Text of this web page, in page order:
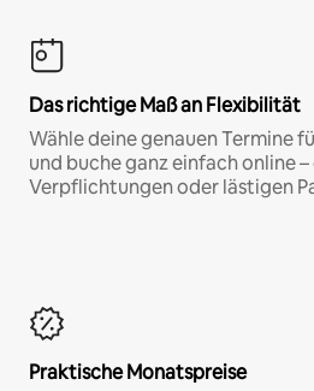
Das richtige Maß an Flexibilität
Wähle deine genauen Termine
und buche ganz einfach online
Verpflichtungen oder lästigen
Praktische Monatspreise